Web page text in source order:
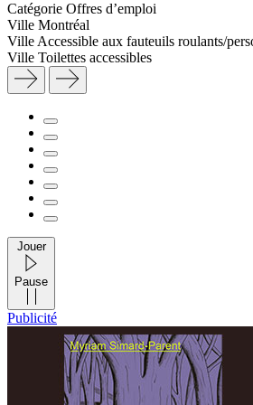
Catégorie Offres d’emploi
Ville Montréal
Ville Accessible aux fauteuils roulants/
Ville Toilettes accessibles
Jouer
Pause
Publicité